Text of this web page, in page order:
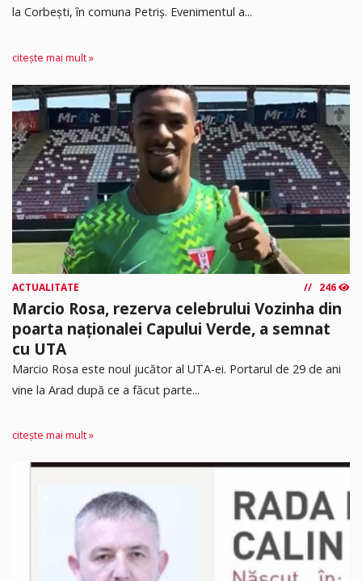
la Corbești, în comuna Petriș. Evenimentul a...
citește mai mult »
ACTUALITATE 246
Marcio Rosa, rezerva celebrului Vozinha din
poarta naționalei Capului Verde, a semnat
cu UTA
Marcio Rosa este noul jucător al UTA-ei. Portarul de 29 de ani
vine la Arad după ce a făcut parte...
citește mai mult »